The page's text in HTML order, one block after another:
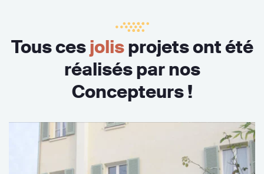
Tous cesjolisprojets ont été
réalisés par nos
Concepteurs !